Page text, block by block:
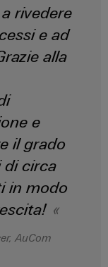
rivedere
e ad
alla
e
il grado
di circa
in modo
AuCom